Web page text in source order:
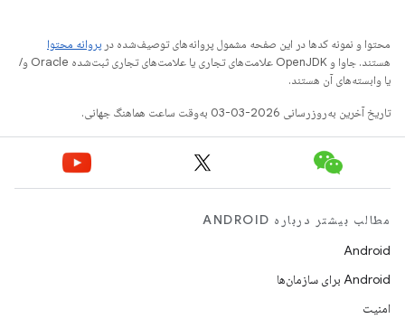
محتوا و نمونه کدها در این صفحه مشمول پروانه‌های توصیف‌شده در پروانه محتوا
هستند. جاوا و OpenJDK علامت‌های تجاری یا علامت‌های تجاری ثبت‌شده Oracle و/
یا وابسته‌های آن هستند.
تاریخ آخرین به‌روزرسانی 2026-03-03 به‌وقت ساعت هماهنگ جهانی.
مطالب بیشتر درباره ANDROID
Android
Android برای سازمان‌ها
امنیت